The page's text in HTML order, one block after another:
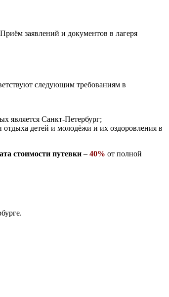
заявлений и документов в лагеря
следующим требованиям в
является Санкт-Петербург;
детей и молодёжи и их оздоровления в
стоимости путевки – 40% от полной